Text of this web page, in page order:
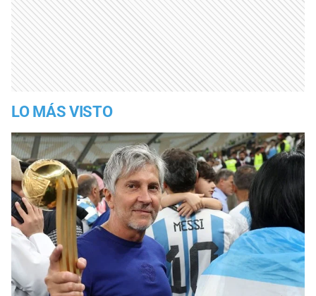
LO MÁS VISTO